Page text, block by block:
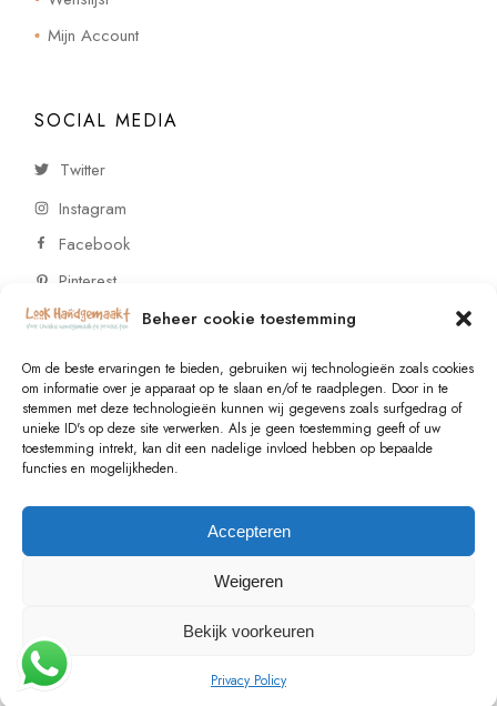
Beheer cookie toestemming
Om de beste ervaringen te bieden, gebruiken wij technologieën zoals cookies
om informatie over je apparaat op te slaan en/of te raadplegen. Door in te
stemmen met deze technologieën kunnen wij gegevens zoals surfgedrag of
unieke ID's op deze site verwerken. Als je geen toestemming geeft of uw
toestemming intrekt, kan dit een nadelige invloed hebben op bepaalde
functies en mogelijkheden.
Accepteren
Weigeren
Bekijk voorkeuren
Privacy Policy
Mijn Account
SOCIAL MEDIA
Twitter
Instagram
Facebook
Pinterest
CONTACT
Vragen of wensen? Neem contact op!
+31 (0)6 229 021 29
© 2023 , All Rights Reserved